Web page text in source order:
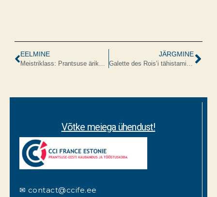
EELMINE
Meistriklass: Prantsuse ärikultuuri ja professionaalse dünaamika avastamine
JÄRGMINE
Galette des Rois’i tähistamine koos CCIFE.EE-ga
Võtke meiega ühendust!
✉ contact@ccife.ee